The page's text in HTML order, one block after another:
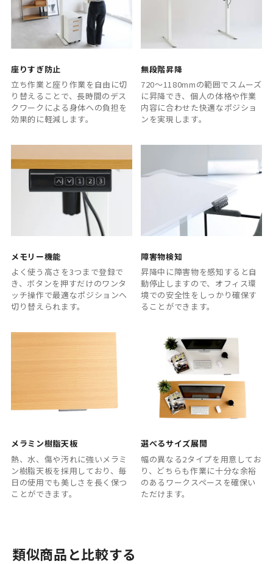
座りすぎ防止
立ち作業と座り作業を自由に切
り替えることで、長時間のデス
クワークによる身体への負担を
効果的に軽減します。
無段階昇降
720～1180mmの範囲でスムーズ
に昇降でき、個人の体格や作業
内容に合わせた快適なポジショ
ンを実現します。
メモリー機能
よく使う高さを3つまで登録で
き、ボタンを押すだけのワンタ
ッチ操作で最適なポジションへ
切り替えられます。
障害物検知
昇降中に障害物を感知すると自
動停止しますので、オフィス環
境での安全性をしっかり確保す
ることができます。
メラミン樹脂天板
熱、水、傷や汚れに強いメラミ
ン樹脂天板を採用しており、毎
日の使用でも美しさを長く保つ
ことができます。
選べるサイズ展開
幅の異なる2タイプを用意してお
り、どちらも作業に十分な余裕
のあるワークスペースを確保い
ただけます。
類似商品と比較する